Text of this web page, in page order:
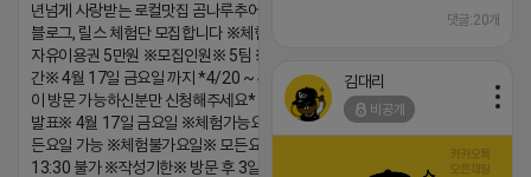
댓글:20개
년넘게 사랑받는 로컬맛집 곰나루추어탕에서
블로그, 릴스 체험단 모집합니다 ※체험메뉴※
자유이용권 5만원 ※모집인원※ 5팀 ※모집기
간※ 4월 17일 금요일 까지 *4/20 ~ 4/26 사
이 방문 가능하신분만 신청해주세요* ※체험단
발표※ 4월 17일 금요일 ※체험가능요일※ 모
든요일 가능 ※체험불가요일※ 모든요일 12 ~
13:30 불가 ※작성기한※ 방문 후 3일 이내 ※
김대리
비공개